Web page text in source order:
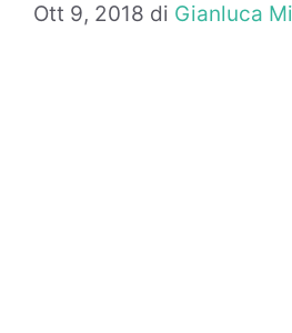
Ott 9, 2018 di Gianluca